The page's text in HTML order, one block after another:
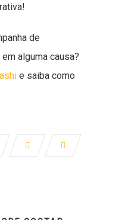
de
alguma causa?
e saiba como